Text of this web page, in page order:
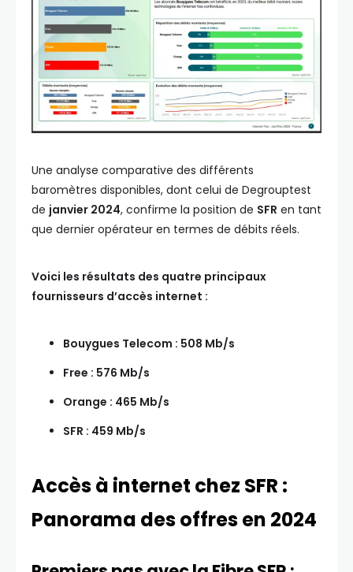
Une analyse comparative des différents
baromètres disponibles, dont celui de Degrouptest
de janvier 2024, confirme la position de SFR en tant
que dernier opérateur en termes de débits réels.
Voici les résultats des quatre principaux
fournisseurs d’accès internet :
Bouygues Telecom : 508 Mb/s
Free : 576 Mb/s
Orange : 465 Mb/s
SFR : 459 Mb/s
Accès à internet chez SFR :
Panorama des offres en 2024